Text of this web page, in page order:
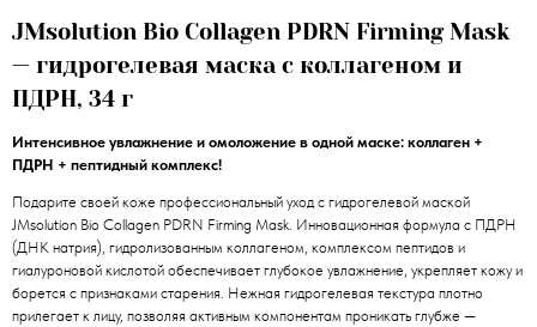
JMsolution Bio Collagen PDRN Firming Mask
— гидрогелевая маска с коллагеном и
ПДРН, 34 г
Интенсивное увлажнение и омоложение в одной маске: коллаген +
ПДРН + пептидный комплекс!
Подарите своей коже профессиональный уход с гидрогелевой маской
JMsolution Bio Collagen PDRN Firming Mask. Инновационная формула с ПДРН
(ДНК натрия), гидролизованным коллагеном, комплексом пептидов и
гиалуроновой кислотой обеспечивает глубокое увлажнение, укрепляет кожу и
борется с признаками старения. Нежная гидрогелевая текстура плотно
прилегает к лицу, позволяя активным компонентам проникать глубже —